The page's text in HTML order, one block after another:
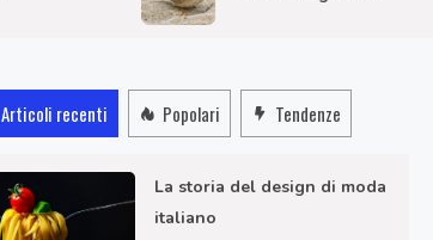
Articoli recenti Popolari Tendenze
La storia del design di moda
italiano